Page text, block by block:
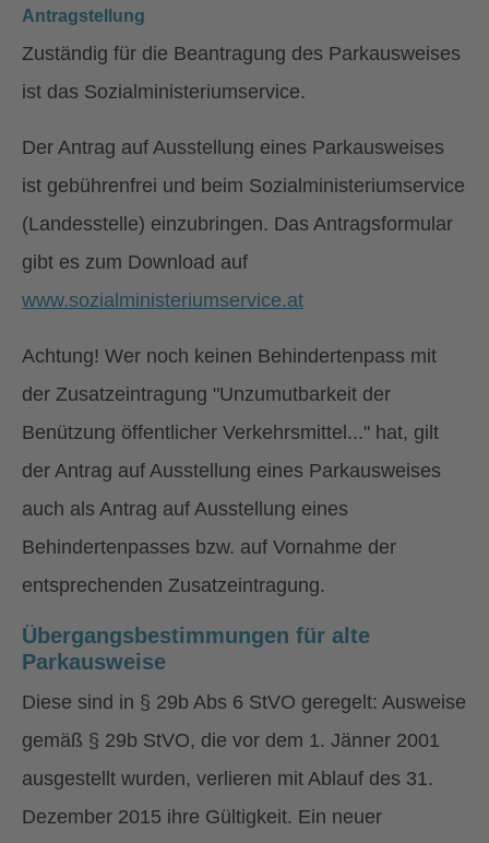
Antragstellung
Zuständig für die Beantragung des Parkausweises
ist das Sozialministeriumservice.
Der Antrag auf Ausstellung eines Parkausweises
ist gebührenfrei und beim Sozialministeriumservice
(Landesstelle) einzubringen. Das Antragsformular
gibt es zum Download auf
www.sozialministeriumservice.at
Achtung! Wer noch keinen Behindertenpass mit
der Zusatzeintragung "Unzumutbarkeit der
Benützung öffentlicher Verkehrsmittel..." hat, gilt
der Antrag auf Ausstellung eines Parkausweises
auch als Antrag auf Ausstellung eines
Behindertenpasses bzw. auf Vornahme der
entsprechenden Zusatzeintragung.
Übergangsbestimmungen für alte
Parkausweise
Diese sind in § 29b Abs 6 StVO geregelt: Ausweise
gemäß § 29b StVO, die vor dem 1. Jänner 2001
ausgestellt wurden, verlieren mit Ablauf des 31.
Dezember 2015 ihre Gültigkeit. Ein neuer